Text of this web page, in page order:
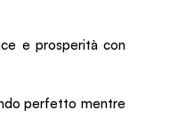
e prosperità con
perfetto mentre